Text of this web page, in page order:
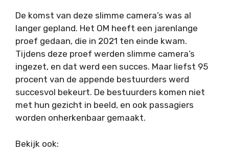
De komst van deze slimme camera’s was al
langer gepland. Het OM heeft een jarenlange
proef gedaan, die in 2021 ten einde kwam.
Tijdens deze proef werden slimme camera’s
ingezet, en dat werd een succes. Maar liefst 95
procent van de appende bestuurders werd
succesvol bekeurt. De bestuurders komen niet
met hun gezicht in beeld, en ook passagiers
worden onherkenbaar gemaakt.
Bekijk ook: